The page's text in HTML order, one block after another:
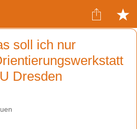
soll ich nur
Dresden